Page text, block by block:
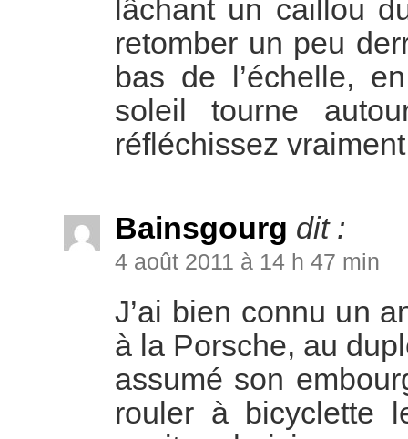
lâchant un caillou
retomber un peu
bas de l’échelle,
soleil tourne
réfléchissez
Bainsgourg dit :
4 août 2011 à 14 h 47 min
J’ai bien connu un
à la Porsche, au
assumé son
rouler à bicyclette